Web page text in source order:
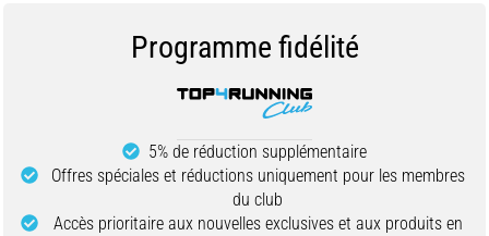
Programme fidélité
5% de réduction supplémentaire
Offres spéciales et réductions uniquement pour les membres
du club
Accès prioritaire aux nouvelles exclusives et aux produits en